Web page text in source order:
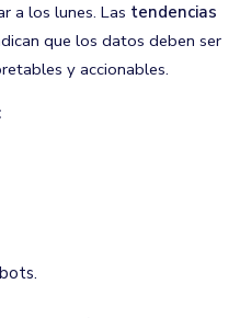
a los lunes. Las tendencias
que los datos deben ser
y accionables.